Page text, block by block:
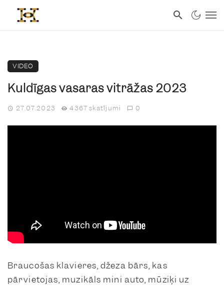
VIDEO
Kuldīgas vasaras vitrāžas 2023
27.07.2023 4367 skatījumi 0
Braucošas klavieres, džeza bārs, kas
pārvietojas, muzikāls mini auto, mūziķi uz